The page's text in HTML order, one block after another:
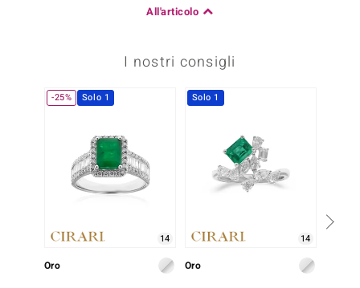
All'articolo
I nostri consigli
-25% Solo 1
14
Oro
Solo 1
14
Oro